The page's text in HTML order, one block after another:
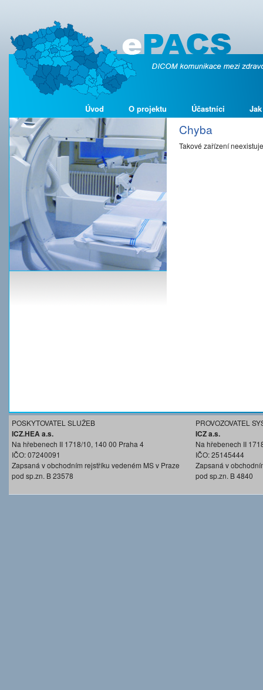
Úvod O projektu Účastníci
Chyba
Takové zařízení neexistuje
POSKYTOVATEL SLUŽEB
ICZ.HEA a.s.
Na hřebenech II 1718/10, 140 00 Praha 4
IČO: 07240091
Zapsaná v obchodním rejstříku vedeném MS v Praze
pod sp.zn. B 23578
PROVOZOVATEL
ICZ a.s.
Na hřebenech II
IČO: 25145444
Zapsaná v
pod sp.zn. B 4840